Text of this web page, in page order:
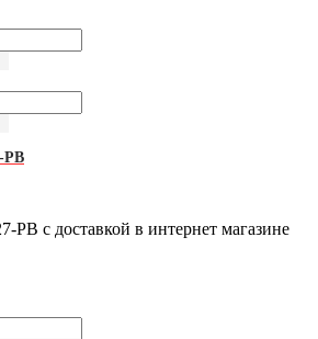
РВ
РВ с доставкой в интернет магазине